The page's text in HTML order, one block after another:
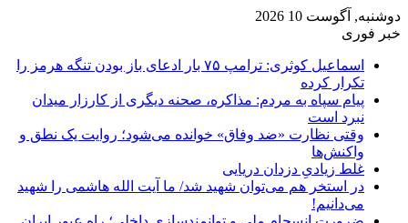
دوشنبه, آگوست 10 2026
خبر فوری
اسماعیل کوثری: ترامپ ۷۵ بار ادعای باز بودن تنگه هرمز را
تکرار کرده
پیام سپاه به مردم: مذاکره، صحنه دیگری از کارزار میدان
نبرد است
وقتی نظارت «ضد وفاق» خوانده می‌شود؛ روایت یک نطق و
واکنش‌ها
غلط زیادیِ دزدان دریایی
در استخر هم می‌توان شهید شد/ ما آیت الله هاشمی را شهید
می‌دانیم!